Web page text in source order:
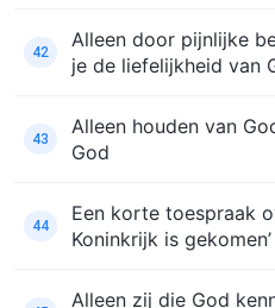
42
Alleen door pijnlijke
je de liefelijkheid van
43
Alleen houden van
God
44
Een korte toespraak
Koninkrijk is gekomen’
Alleen zij die God